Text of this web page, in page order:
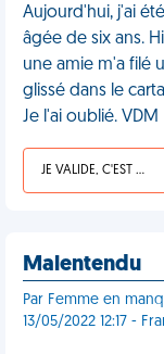
Aujourd'hui, j'ai
âgée de six ans.
une amie m'a filé
glissé dans le
Je l'ai oublié. VDM
JE VALIDE, C'EST UNE VDM
Malentendu
Par Femme en
13/05/2022 12:17 -